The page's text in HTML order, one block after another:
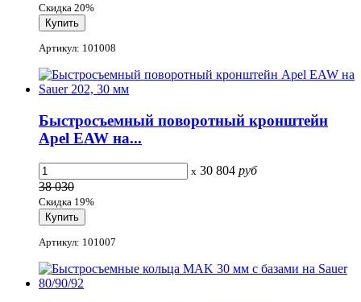
Скидка 20%
Артикул: 101008
Быстросъемный поворотный кронштейн
Apel EAW на...
x 30 804 руб
38 030
Скидка 19%
Артикул: 101007